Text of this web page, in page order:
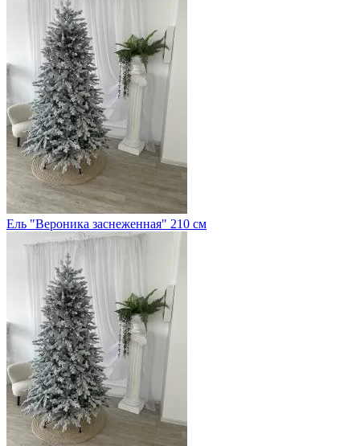
Ель "Вероника заснеженная" 210 см